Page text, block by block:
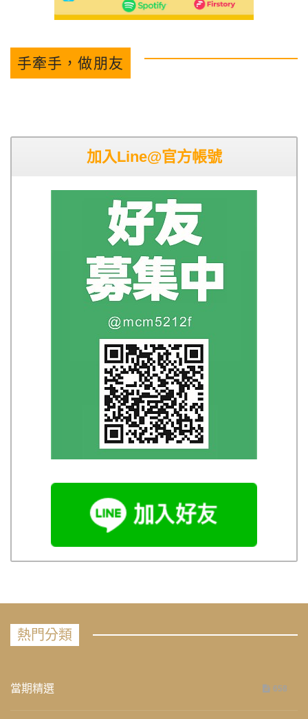
手牽手，做朋友
加入Line@官方帳號
熱門分類
當期精選 658